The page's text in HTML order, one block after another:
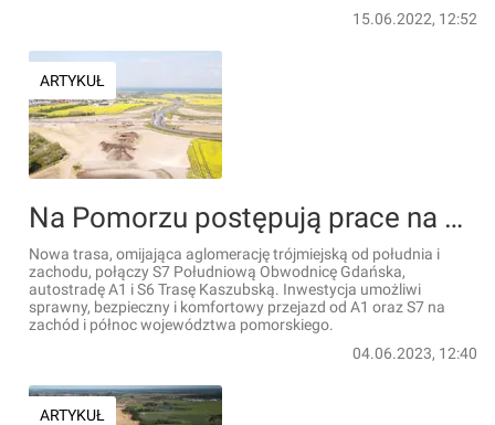
15.06.2022, 12:52
ARTYKUŁ
Na Pomorzu postępują prace na budowie drogi ekspresowej S6 – Obwodnicy Metropolii Trójmiejskiej [FILMY]
Nowa trasa, omijająca aglomerację trójmiejską od południa i
zachodu, połączy S7 Południową Obwodnicę Gdańska,
autostradę A1 i S6 Trasę Kaszubską. Inwestycja umożliwi
sprawny, bezpieczny i komfortowy przejazd od A1 oraz S7 na
zachód i północ województwa pomorskiego.
04.06.2023, 12:40
ARTYKUŁ